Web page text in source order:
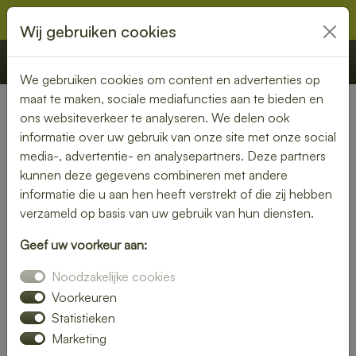
€ 0,00 Offerte Bestellen
Nederland»Groningen» Wagenborgen
Geniet van een bezorgde
lunch in Wagenborgen – snel
en smaakvol
maakt je dag compleet. Laat je lunch bezorgen in
Wagenborgen en kies uit een uitgebreid assortiment verse
broodjes, salades en warme gerechten.
Wij zorgen voor een snelle levering, zodat jij onbezorgd kunt
Wij gebruiken cookies
We gebruiken cookies om content en advertenties op
maat te maken, sociale mediafuncties aan te bieden en
ons websiteverkeer te analyseren. We delen ook
informatie over uw gebruik van onze site met onze social
media-, advertentie- en analysepartners. Deze partners
kunnen deze gegevens combineren met andere
informatie die u aan hen heeft verstrekt of die zij hebben
verzameld op basis van uw gebruik van hun diensten.
Geef uw voorkeur aan:
Noodzakelijke cookies
Voorkeuren
Statistieken
Marketing